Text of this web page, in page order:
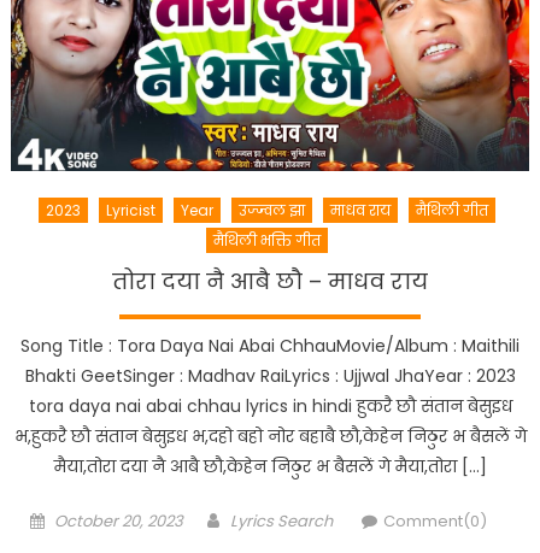
2023 Lyricist Year उज्ज्वल झा माधव राय
मैथिली गीत
मैथिली भक्ति गीत
तोरा दया नै आबै छौ – माधव राय
Song Title : Tora Daya Nai Abai ChhauMovie/Album : Maithili
Bhakti GeetSinger : Madhav RaiLyrics : Ujjwal JhaYear : 2023
tora daya nai abai chhau lyrics in hindi हुकरै छौ संतान बेसुइध
भ,हुकरै छौ संतान बेसुइध भ,दहो बहो नोर बहाबै छौ,केहेन निठुर भ बैसलें गे
मैया,तोरा दया नै आबै छौ,केहेन निठुर भ बैसलें गे मैया,तोरा […]
Posted
October 20, 2023 Author
Lyrics Search Comment(0)